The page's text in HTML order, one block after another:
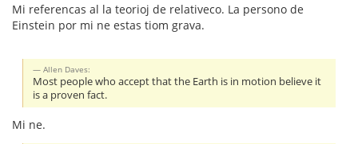
Mi referencas al la teorioj de relativeco. La persono de
Einstein por mi ne estas tiom grava.
Allen Daves:
Most people who accept that the Earth is in motion believe it
is a proven fact.
Mi ne.